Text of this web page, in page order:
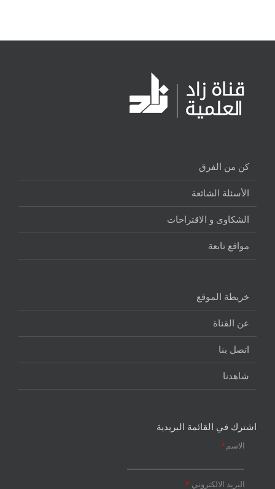
كن من الفرق
الأسئلة الشائعة
الشكاوى و الاقتراحات
مواقع تابعة
خريطة الموقع
عن القناة
اتصل بنا
شاهدنا
اشترك في القائمة البريدية
الاسم *
البريد الالكتروني *